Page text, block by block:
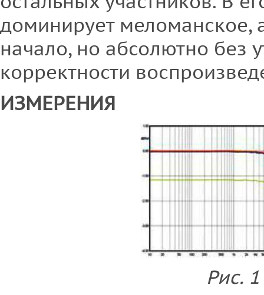
доминирует меломанское,
начало, но абсолютно без
корректности
ИЗМЕРЕНИЯ
Рис. 1